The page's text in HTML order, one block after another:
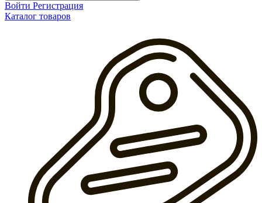
Войти Регистрация
Каталог товаров